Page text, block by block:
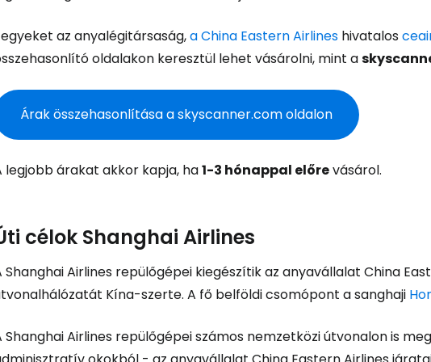
az anyalégitársaság,a China Eastern Airlines hivatalos
oldalakon keresztül lehet vásárolni, mint a
Árak összehasonlítása a skyscanner.com oldalon
legjobb árakat akkor kapja, ha1-3 hónappal előrevásárol.
célok Shanghai Airlines
Shanghai Airlines repülőgépei kiegészítik az anyavállalat China
Kína-szerte. A fő belföldi csomópont a sanghaji
Shanghai Airlines repülőgépei számos nemzetközi útvonalon is
Bejelentkezés
... az utazási közösség világszerte
Folytatás a